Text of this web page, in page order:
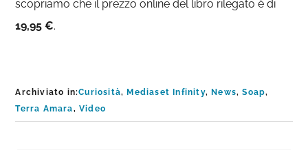
scopriamo che il prezzo online del libro rilegato è di
19,95 €.
Archiviato in:Curiosità,Mediaset Infinity,News,Soap,
Terra Amara, Video